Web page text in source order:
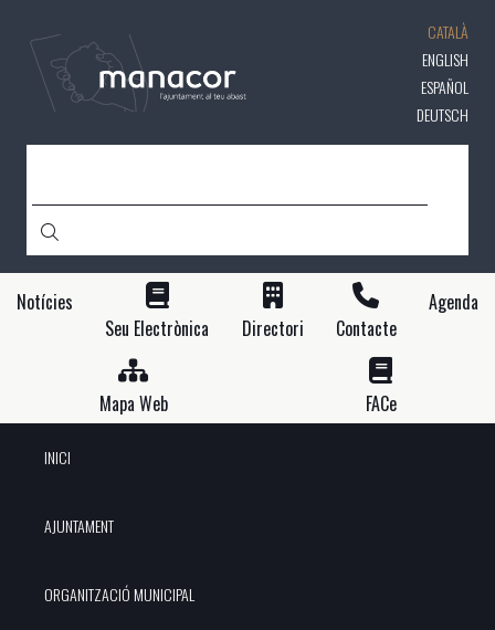
contingut
CATALÀ
ENGLISH
ESPAÑOL
DEUTSCH
Notícies
Seu Electrònica
Directori Contacte
Agenda
Mapa Web FACe
INICI
AJUNTAMENT
ORGANITZACIÓ MUNICIPAL